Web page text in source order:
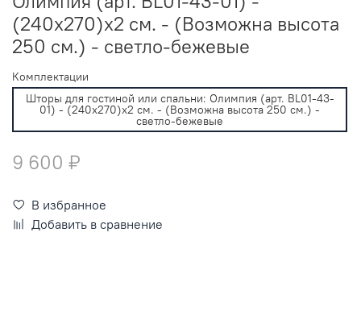
(240х270)х2 см. - (Возможна высота
250 см.) - светло-бежевые
Комплектации
Шторы для гостиной или спальни: Олимпия (арт. BL01-43-
01) - (240х270)х2 см. - (Возможна высота 250 см.) -
светло-бежевые
9 600 ₽
В избранное
Добавить в сравнение